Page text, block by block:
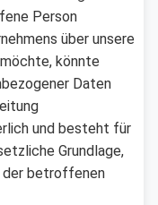
Person
über unsere
könnte
Daten
und besteht für
Grundlage,
der betroffenen